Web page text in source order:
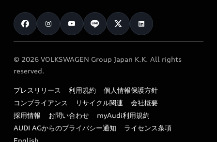
カタログ一覧
車検 / 定期点検
e-tronアフターサポート
myAudi
クオリティ
保証
メンテナンス
ファイナンス
キャンペーン / イベント
買取査定
お知らせ
オーナー様向けキャンペーン
特定整備適用車一覧
リサイクル法
よくある質問（FAQ）
© 2026 VOLKSWAGEN Group Japan K.K. All rights
reserved.
プレスリリース 利用規約
個人情報保護方針
コンプライアンス
リサイクル関連
会社概要
採用情報
お問い合わせ
myAudi利用規約
AUDI AGからのプライバシー通知
ライセンス条項
English